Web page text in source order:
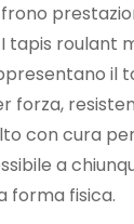
tapis roulant
il
forza,
con cura
a
forma fisica.